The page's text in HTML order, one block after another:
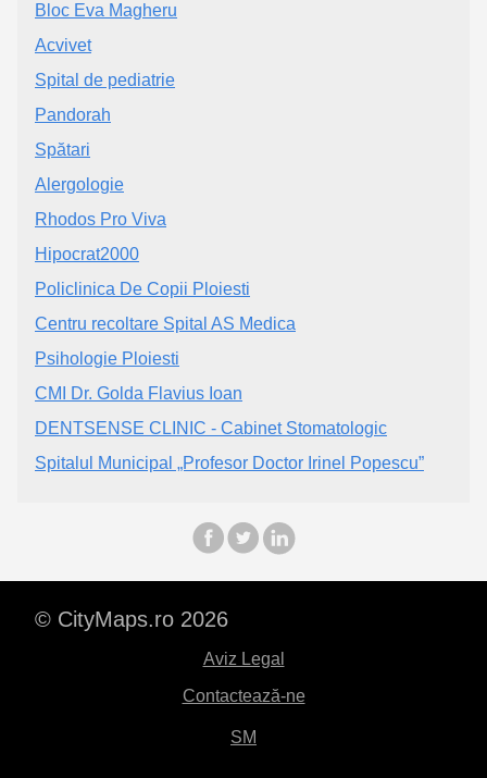
Bloc Eva Magheru
Acvivet
Spital de pediatrie
Pandorah
Spătari
Alergologie
Rhodos Pro Viva
Hipocrat2000
Policlinica De Copii Ploiesti
Centru recoltare Spital AS Medica
Psihologie Ploiesti
CMI Dr. Golda Flavius Ioan
DENTSENSE CLINIC - Cabinet Stomatologic
Spitalul Municipal „Profesor Doctor Irinel Popescu”
© CityMaps.ro 2026
Aviz Legal
Contactează-ne
SM